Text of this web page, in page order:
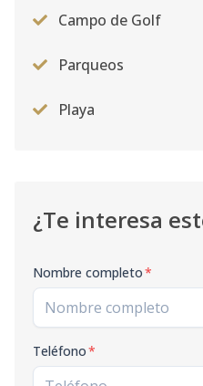
Campo de Golf
Parqueos
Playa
¿Te interesa
Nombre completo*
Teléfono*